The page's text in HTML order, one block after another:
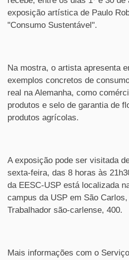
exposição artística de Paulo
"Consumo Sustentável".
Na mostra, o artista apresenta
exemplos concretos de
real na Alemanha, como
produtos e selo de garantia de
produtos agrícolas.
A exposição pode ser visitada
sexta-feira, das 8 horas às
da EESC-USP está localizada
campus da USP em São
Trabalhador são-carlense, 400.
Mais informações com o